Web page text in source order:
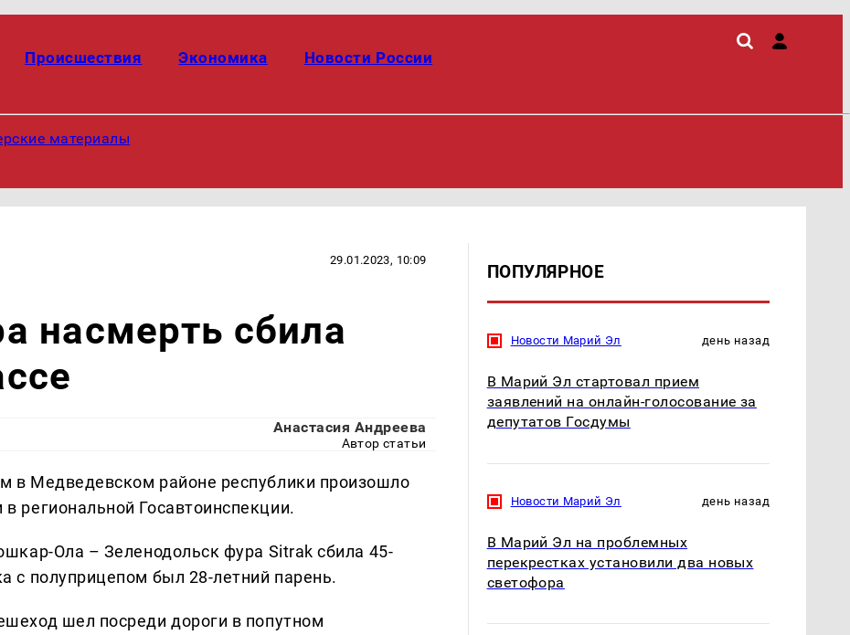
Происшествия Экономика Новости России
материалы
29.01.2023, 10:09
насмерть сбила
Анастасия Андреева
Автор статьи
в Медведевском районе республики произошло
региональной Госавтоинспекции.
Ола – Зеленодольск фура Sitrak сбила 45-
с полуприцепом был 28-летний парень.
шел посреди дороги в попутном
ПОПУЛЯРНОЕ
Новости Марий Эл день назад
В Марий Эл стартовал прием
заявлений на онлайн-голосование за
депутатов Госдумы
Новости Марий Эл день назад
В Марий Эл на проблемных
перекрестках установили два новых
светофора